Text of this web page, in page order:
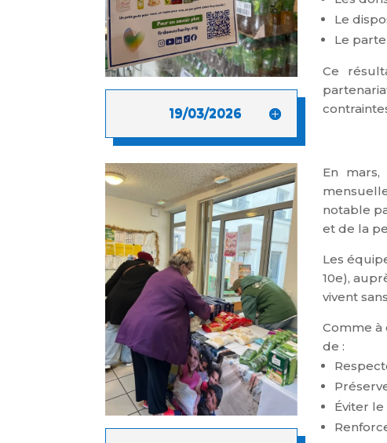
19/03/2026
Le
Le
Ce
En
notable
et de la
Les
10e),
vivent
Comme
de :
Éviter